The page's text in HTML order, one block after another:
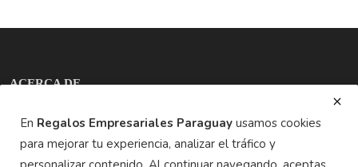
ACERCA DE
Regalos Empresariales Paraguay es un portal informativo del
Grupo SAT SRL. Noticias, lanzamientos y guía de proveedores
de confianza en regalos empresariales y merchandising. No
En Regalos Empresariales Paraguay usamos cookies
para mejorar tu experiencia, analizar el tráfico y